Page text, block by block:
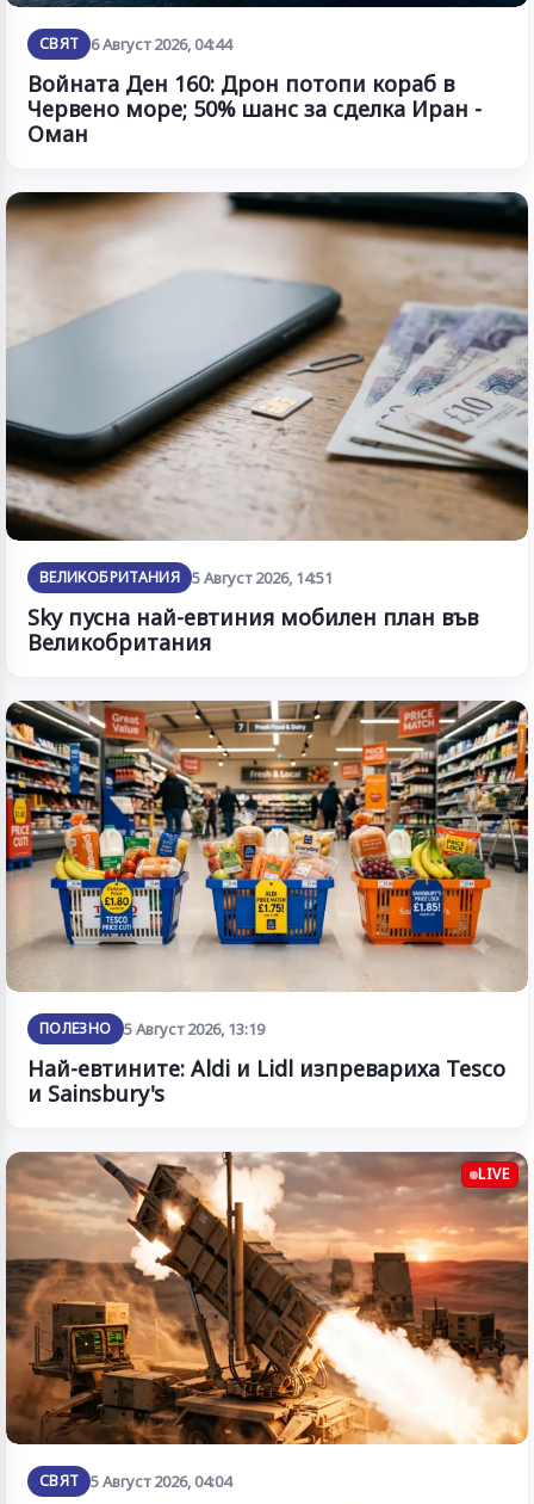
СВЯТ 6 Август 2026, 04:44
Войната Ден 160: Дрон потопи кораб в
Червено море; 50% шанс за сделка Иран -
Оман
ВЕЛИКОБРИТАНИЯ 5 Август 2026, 14:51
Sky пусна най-евтиния мобилен план във
Великобритания
ПОЛЕЗНО 5 Август 2026, 13:19
Най-евтините: Aldi и Lidl изпревариха Tesco
и Sainsbury's
LIVE
СВЯТ 5 Август 2026, 04:04